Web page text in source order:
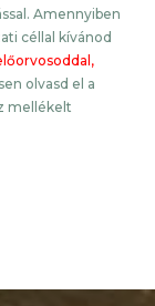
Amennyiben
céllal kívánod
olvasd el a
mellékelt